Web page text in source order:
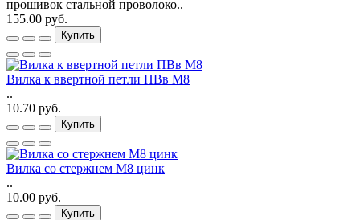
прошивок стальной проволоко..
155.00 руб.
Купить
Вилка к ввертной петли ПВв М8
..
10.70 руб.
Купить
Вилка со стержнем М8 цинк
..
10.00 руб.
Купить